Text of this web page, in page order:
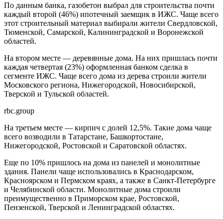
По данным банка, газобетон выбрал для строительства почти
каждый второй (46%) ипотечный заемщик в ИЖС. Чаще всего
этот строительный материал выбирали жители Свердловской,
Тюменской, Самарской, Калининградской и Воронежской
областей.
На втором месте — деревянные дома. На них пришлась почти
каждая четвертая (23%) оформленная банком сделка в
сегменте ИЖС. Чаще всего дома из дерева строили жители
Московского региона, Нижегородской, Новосибирской,
Тверской и Тульской областей.
rbc.group
На третьем месте — кирпич с долей 12,5%. Такие дома чаще
всего возводили в Татарстане, Башкортостане,
Нижегородской, Ростовской и Саратовской областях.
Еще по 10% пришлось на дома из панелей и монолитные
здания. Панели чаще использовались в Краснодарском,
Красноярском и Пермском краях, а также в Санкт-Петербурге
и Челябинской области. Монолитные дома строили
преимущественно в Приморском крае, Ростовской,
Пензенской, Тверской и Ленинградской областях.